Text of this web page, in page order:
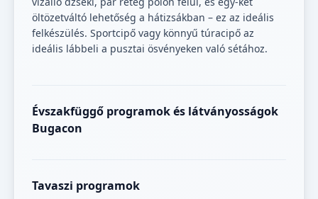
öltözetváltó lehetőség a hátizsákban – ez az ideális
felkészülés. Sportcipő vagy könnyű túracipő az
ideális lábbeli a pusztai ösvényeken való sétához.
Évszakfüggő programok és látványosságok
Bugacon
Tavaszi programok